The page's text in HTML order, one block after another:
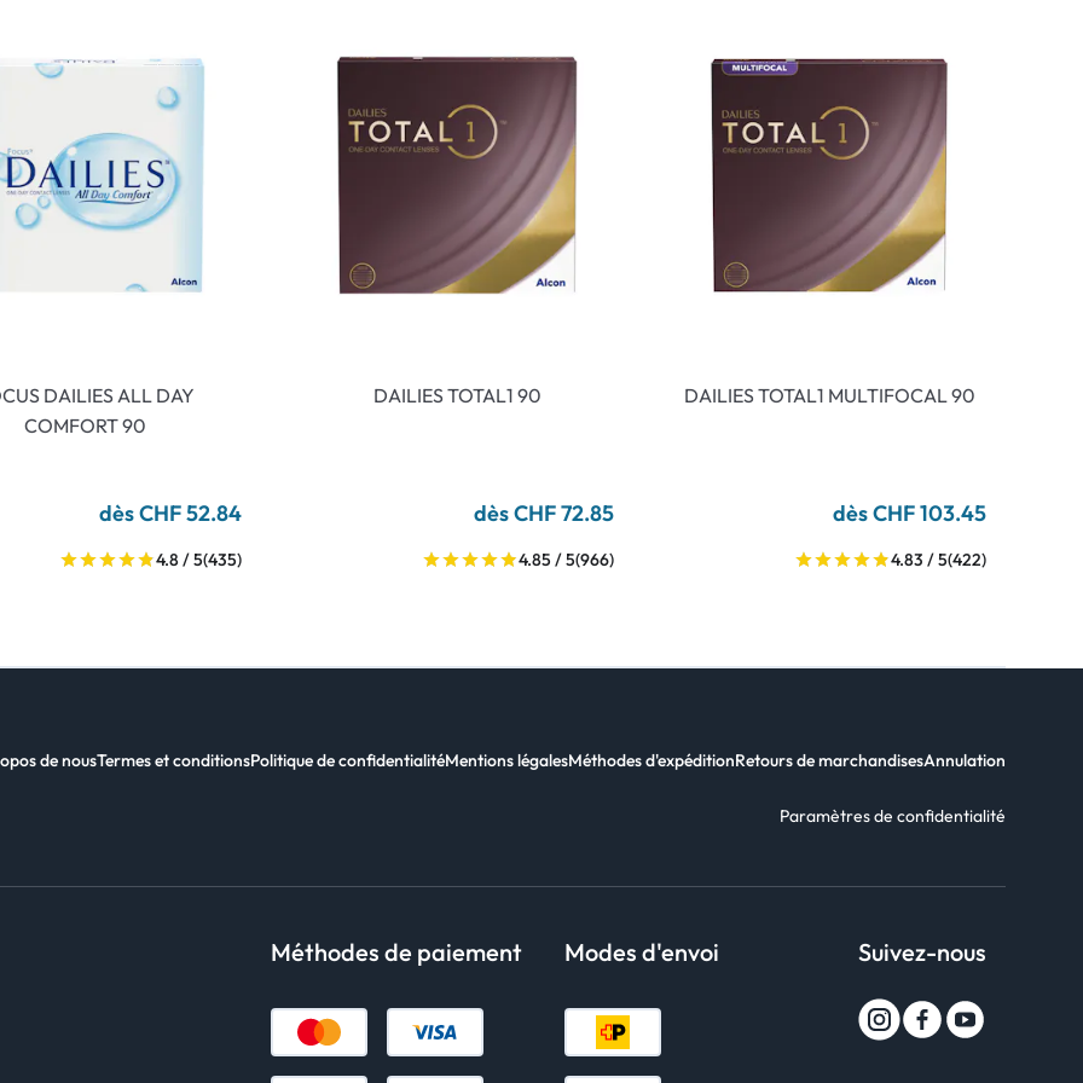
DAILIES ALL DAY
COMFORT 90
dès CHF 52.84
4.8 / 5(435)
DAILIES TOTAL1 90
dès CHF 72.85
4.85 / 5(966)
DAILIES TOTAL1 MULTIFOCAL 90
dès CHF 103.45
4.83 / 5(422)
de nousTermes et conditionsPolitique de confidentialitéMentions légalesMéthodes d'expéditionRetours de marchandisesAnnulation
Paramètres de confidentialité
Méthodes de paiement Modes d'envoi Suivez-nous